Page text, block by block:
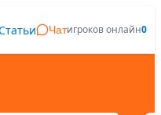
Чатигроков онлайн0